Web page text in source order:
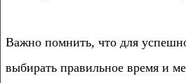
Важно помнить, что для
выбирать правильное время и